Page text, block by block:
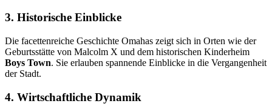
3. Historische Einblicke
Die facettenreiche Geschichte Omahas zeigt sich in Orten wie der
Geburtsstätte von Malcolm X und dem historischen Kinderheim
Boys Town. Sie erlauben spannende Einblicke in die Vergangenheit
der Stadt.
4. Wirtschaftliche Dynamik